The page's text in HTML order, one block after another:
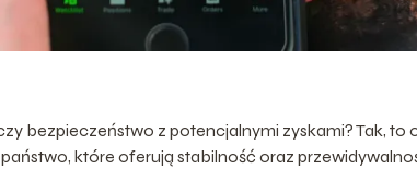
bezpieczeństwo z potencjalnymi zyskami? Tak,
które oferują stabilność oraz